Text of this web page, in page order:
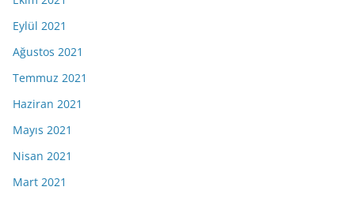
Eylül 2021
Ağustos 2021
Temmuz 2021
Haziran 2021
Mayıs 2021
Nisan 2021
Mart 2021